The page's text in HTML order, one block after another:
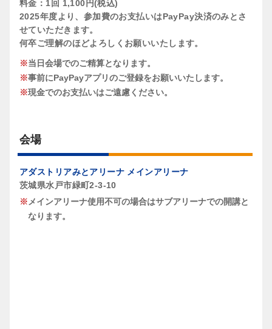
料金：1回 1,100円(税込)
2025年度より、参加費のお支払いはPayPay決済のみとさ
せていただきます。
何卒ご理解のほどよろしくお願いいたします。
当日会場でのご精算となります。
事前にPayPayアプリのご登録をお願いいたします。
現金でのお支払いはご遠慮ください。
会場
アダストリアみとアリーナ メインアリーナ
茨城県水戸市緑町2-3-10
メインアリーナ使用不可の場合はサブアリーナでの開講と
なります。